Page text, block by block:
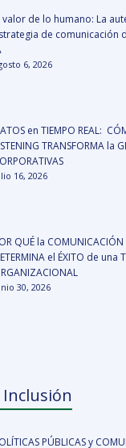
valor de lo humano: La
de comunicación
6, 2026
en TIEMPO REAL:
TRANSFORMA la
16, 2026
QUÉ la COMUNICACIÓN
el ÉXITO de una
30, 2026
Inclusión
PÚBLICAS y